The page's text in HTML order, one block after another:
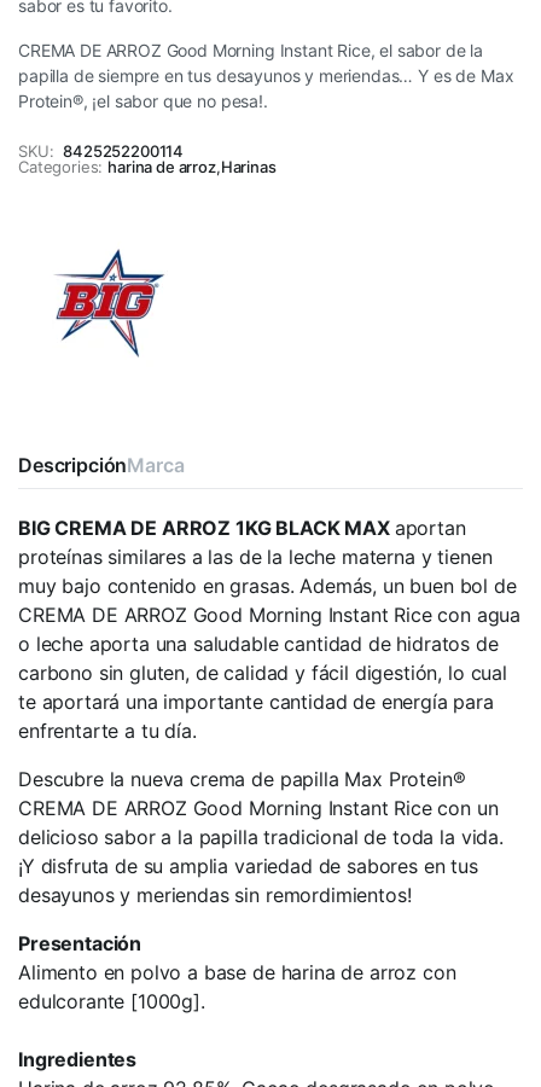
sabor es tu favorito.
CREMA DE ARROZ Good Morning Instant Rice, el sabor de la
papilla de siempre en tus desayunos y meriendas… Y es de Max
Protein®, ¡el sabor que no pesa!.
SKU: 8425252200114
Categories: harina de arroz,Harinas
DescripciónMarca
BIG CREMA DE ARROZ 1KG BLACK MAX aportan
proteínas similares a las de la leche materna y tienen
muy bajo contenido en grasas. Además, un buen bol de
CREMA DE ARROZ Good Morning Instant Rice con agua
o leche aporta una saludable cantidad de hidratos de
carbono sin gluten, de calidad y fácil digestión, lo cual
te aportará una importante cantidad de energía para
enfrentarte a tu día.
Descubre la nueva crema de papilla Max Protein®
CREMA DE ARROZ Good Morning Instant Rice con un
delicioso sabor a la papilla tradicional de toda la vida.
¡Y disfruta de su amplia variedad de sabores en tus
desayunos y meriendas sin remordimientos!
Presentación
Alimento en polvo a base de harina de arroz con
edulcorante [1000g].
Ingredientes